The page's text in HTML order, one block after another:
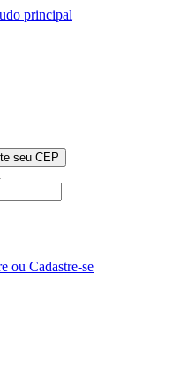
principal
seu CEP
ou Cadastre-se